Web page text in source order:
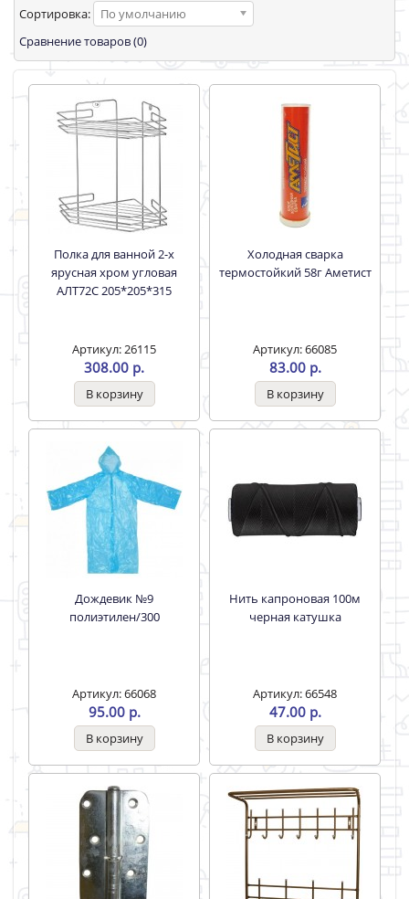
Сортировка:
По умолчанию
Сравнение товаров (0)
Полка для ванной 2-х
ярусная хром угловая
АЛТ72С 205*205*315
Артикул: 26115
308.00 р.
Холодная сварка
термостойкий 58г Аметист
Артикул: 66085
83.00 р.
Дождевик №9
полиэтилен/300
Артикул: 66068
95.00 р.
Нить капроновая 100м
черная катушка
Артикул: 66548
47.00 р.